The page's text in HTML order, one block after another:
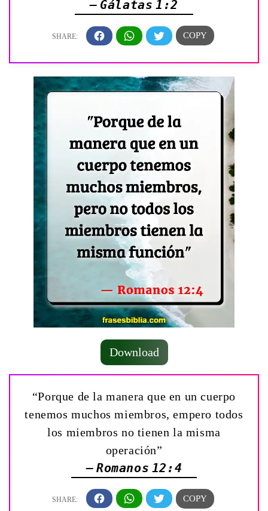
— Gálatas 1:2
Download
“Porque de la manera que en un cuerpo
tenemos muchos miembros, empero todos
los miembros no tienen la misma
operación”
— Romanos 12:4